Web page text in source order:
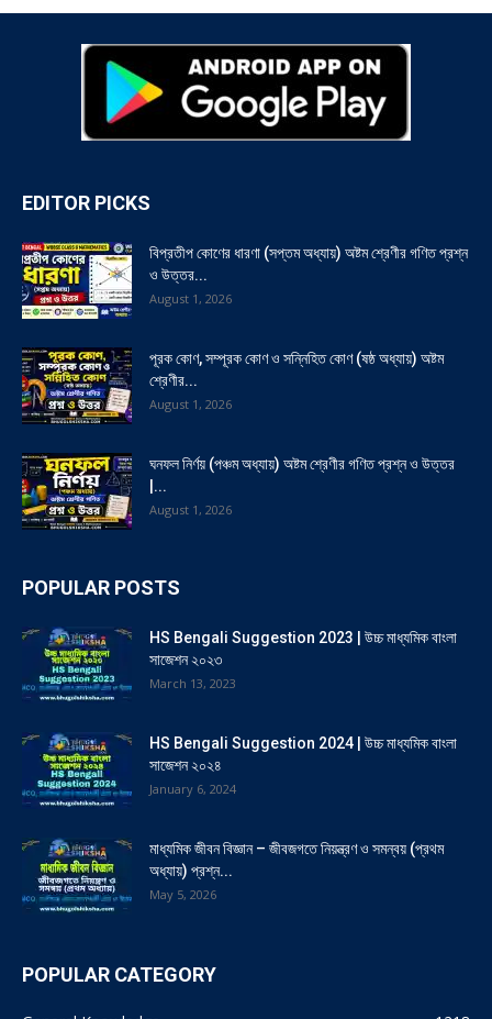
EDITOR PICKS
বিপ্রতীপ কোণের ধারণা (সপ্তম অধ্যায়) অষ্টম শ্রেণীর গণিত প্রশ্ন
ও উত্তর...
August 1, 2026
পূরক কোণ, সম্পূরক কোণ ও সন্নিহিত কোণ (ষষ্ঠ অধ্যায়) অষ্টম
শ্রেণীর...
August 1, 2026
ঘনফল নির্ণয় (পঞ্চম অধ্যায়) অষ্টম শ্রেণীর গণিত প্রশ্ন ও উত্তর
|...
August 1, 2026
POPULAR POSTS
HS Bengali Suggestion 2023 | উচ্চ মাধ্যমিক বাংলা
সাজেশন ২০২৩
March 13, 2023
HS Bengali Suggestion 2024 | উচ্চ মাধ্যমিক বাংলা
সাজেশন ২০২৪
January 6, 2024
মাধ্যমিক জীবন বিজ্ঞান – জীবজগতে নিয়ন্ত্রণ ও সমন্বয় (প্রথম
অধ্যায়) প্রশ্ন...
May 5, 2026
POPULAR CATEGORY